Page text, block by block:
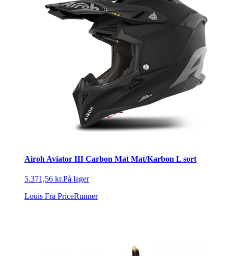
Airoh Aviator III Carbon Mat Mat/Karbon L sort
5.371,56 kr.På lager
Louis Fra PriceRunner